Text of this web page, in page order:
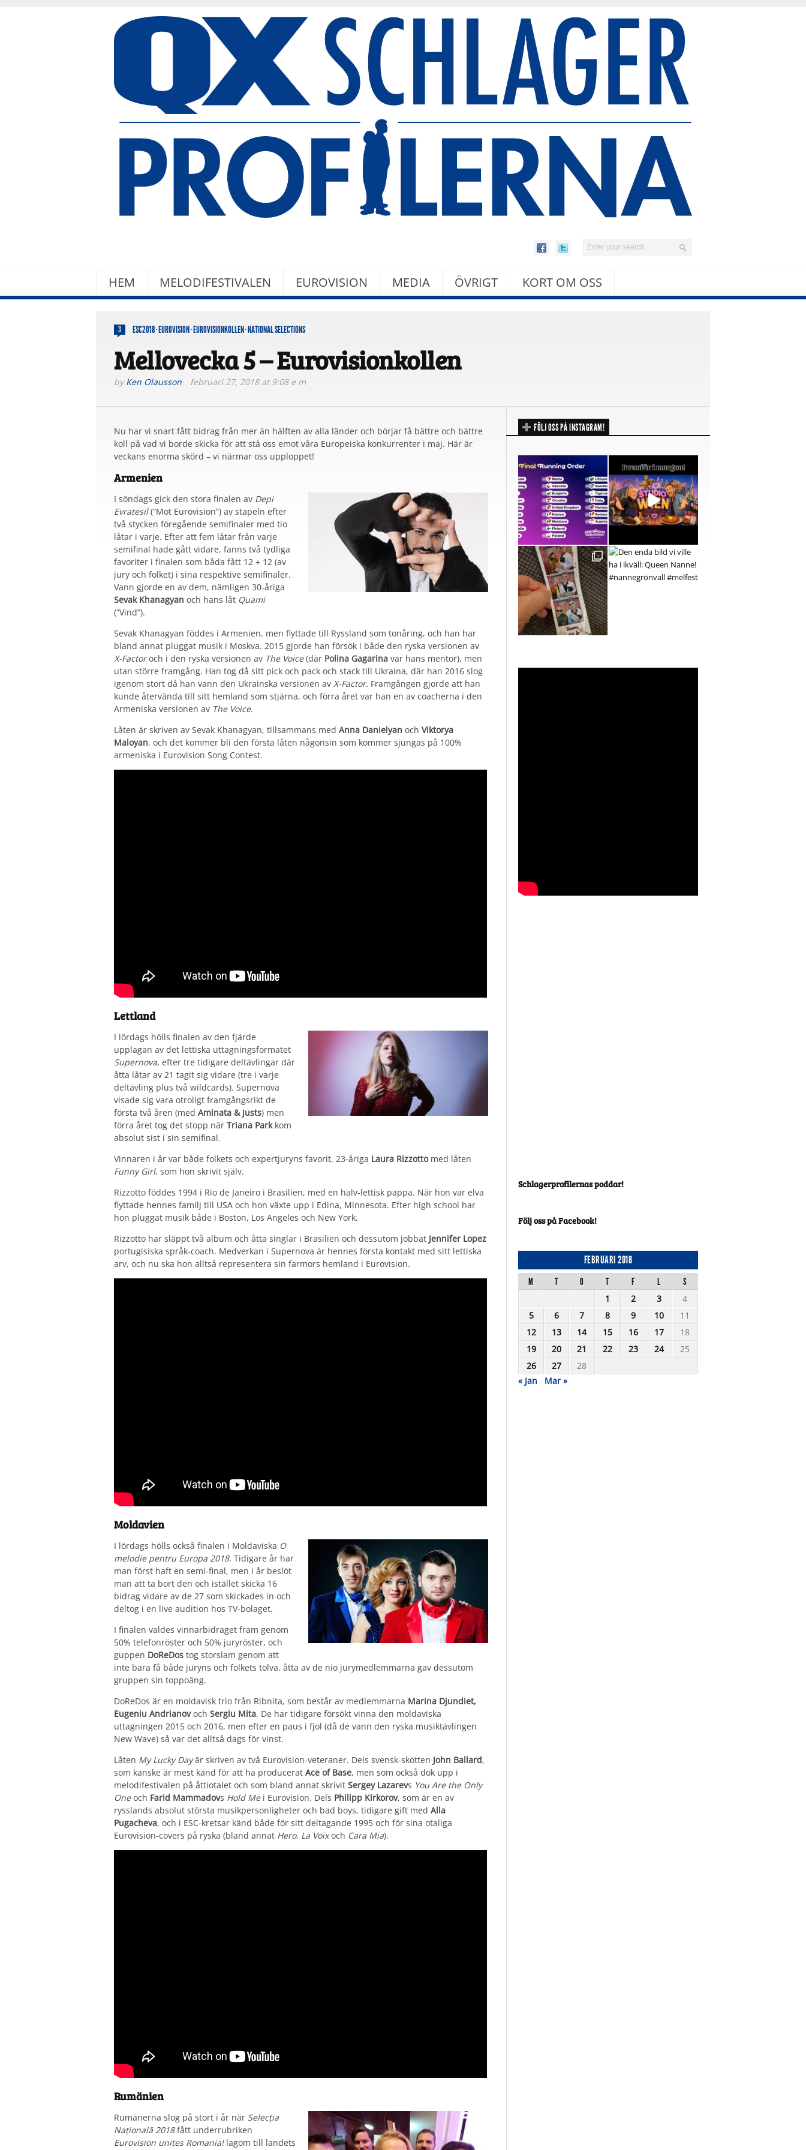
HEM MELODIFESTIVALEN EUROVISION MEDIA ÖVRIGT KORT OM OSS
3 ESC2018·EUROVISION·EUROVISIONKOLLEN·NATIONAL SELECTIONS
Mellovecka 5 – Eurovisionkollen
byKen Olausson februari 27, 2018 at 9:08 e m
Nu har vi snart fått bidrag från mer än hälften av alla länder och börjar få bättre och bättre
koll på vad vi borde skicka för att stå oss emot våra Europeiska konkurrenter i maj. Här är
veckans enorma skörd – vi närmar oss upploppet!
Armenien
I söndags gick den stora finalen av Depi
Evratesil(”Mot Eurovision”) av stapeln efter
två stycken föregående semifinaler med tio
låtar i varje. Efter att fem låtar från varje
semifinal hade gått vidare, fanns två tydliga
favoriter i finalen som båda fått 12 + 12 (av
jury och folket) i sina respektive semifinaler.
Vann gjorde en av dem, nämligen 30-åriga
Sevak Khanagyan och hans låt Quami
(“Vind”).
Sevak Khanagyan föddes i Armenien, men flyttade till Ryssland som tonåring, och han har
bland annat pluggat musik i Moskva. 2015 gjorde han försök i både den ryska versionen av
X-Factoroch i den ryska versionen av The Voice(där Polina Gagarina var hans mentor), men
utan större framgång. Han tog då sitt pick och pack och stack till Ukraina, där han 2016 slog
igenom stort då han vann den Ukrainska versionen av X-Factor. Framgången gjorde att han
kunde återvända till sitt hemland som stjärna, och förra året var han en av coacherna i den
Armeniska versionen av The Voice.
Låten är skriven av Sevak Khanagyan, tillsammans med Anna Danielyan och Viktorya
Maloyan, och det kommer bli den första låten någonsin som kommer sjungas på 100%
armeniska i Eurovision Song Contest.
Lettland
I lördags hölls finalen av den fjärde
upplagan av det lettiska uttagningsformatet
Supernova, efter tre tidigare deltävlingar där
åtta låtar av 21 tagit sig vidare (tre i varje
deltävling plus två wildcards). Supernova
visade sig vara otroligt framgångsrikt de
första två åren (med Aminata & Justs) men
förra året tog det stopp när Triana Parkkom
absolut sist i sin semifinal.
Vinnaren i år var både folkets och expertjuryns favorit, 23-åriga Laura Rizzottomed låten
Funny Girl, som hon skrivit själv.
Rizzotto föddes 1994 i Rio de Janeiro i Brasilien, med en halv-lettisk pappa. När hon var elva
flyttade hennes familj till USA och hon växte upp i Edina, Minnesota. Efter high school har
hon pluggat musik både i Boston, Los Angeles och New York.
Rizzotto har släppt två album och åtta singlar i Brasilien och dessutom jobbat Jennifer Lopez
portugisiska språk-coach. Medverkan i Supernova är hennes första kontakt med sitt lettiska
arv, och nu ska hon alltså representera sin farmors hemland i Eurovision.
Moldavien
I lördags hölls också finalen i Moldaviska O
melodie pentru Europa 2018. Tidigare år har
man först haft en semi-final, men i år beslöt
man att ta bort den och istället skicka 16
bidrag vidare av de 27 som skickades in och
deltog i en live audition hos TV-bolaget.
I finalen valdes vinnarbidraget fram genom
50% telefonröster och 50% juryröster, och
guppen DoReDos tog storslam genom att
inte bara få både juryns och folkets tolva, åtta av de nio jurymedlemmarna gav dessutom
gruppen sin toppoäng.
DoReDos är en moldavisk trio från Ribnita, som består av medlemmarna Marina Djundiet,
Eugeniu Andrianovoch Sergiu Mita. De har tidigare försökt vinna den moldaviska
uttagningen 2015 och 2016, men efter en paus i fjol (då de vann den ryska musiktävlingen
New Wave) så var det alltså dags för vinst.
Låten My Lucky Dayär skriven av två Eurovision-veteraner. Dels svensk-skotten John Ballard,
som kanske är mest känd för att ha producerat Ace of Base, men som också dök upp i
melodifestivalen på åttiotalet och som bland annat skrivit Sergey Lazarevs You Are the Only
Oneoch Farid Mammadovs Hold Mei Eurovision. Dels Philipp Kirkorov, som är en av
rysslands absolut största musikpersonligheter och bad boys, tidigare gift med Alla
Pugacheva, och i ESC-kretsar känd både för sitt deltagande 1995 och för sina otaliga
Eurovision-covers på ryska (bland annat Hero, La Voixoch Cara Mia).
Rumänien
Rumänerna slog på stort i år när Selecția
Națională 2018fått underrubriken
Eurovision unites Romania!lagom till landets
FÖLJ OSS PÅ INSTAGRAM!
Schlagerprofilernas poddar!
Följ oss på Facebook!
FEBRUARI 2018
M T O T F L
S
1
2 3
4
5
6 7 8 9 10
11
12
13 14 15 16 17
18
19
20 21 22 23 24
25
26
27
28
« Jan
Mar »